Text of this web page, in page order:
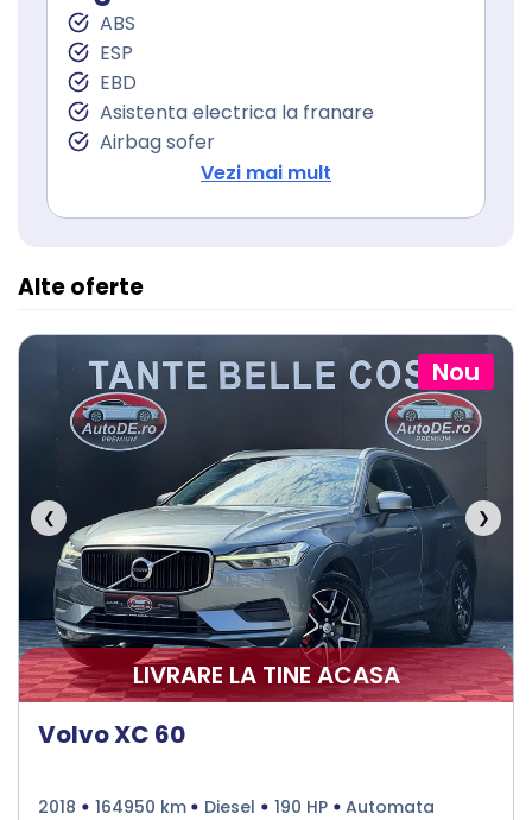
ABS
ESP
EBD
Asistenta electrica la franare
Airbag sofer
Airbag pasagerVezi mai mult
Alte oferte
Nou
❮ ❯
LIVRARE LA TINE ACASA
Volvo XC 60
2018 164950 km Diesel 190 HP Automata